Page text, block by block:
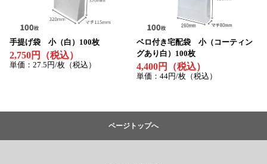
手提げ袋 小（白）100枚
2,750円（税込）
単価：27.5円/枚（税込）
ベロ付き宅配袋 小（コーティン
グあり白）100枚
4,400円（税込）
単価：44円/枚（税込）
ページトップへ